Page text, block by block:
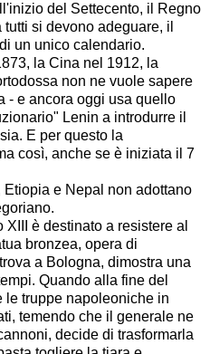
del Settecento, il Regno
si devono adeguare, il
un unico calendario.
la Cina nel 1912, la
non ne vuole sapere
- e ancora oggi usa quello
Lenin a introdurre il
E per questo la
così, anche se è iniziata il 7
Etiopia e Nepal non adottano
XIII è destinato a resistere al
bronzea, opera di
a Bologna, dimostra una
Quando alla fine del
le truppe napoleoniche in
temendo che il generale ne
decide di trasformarla